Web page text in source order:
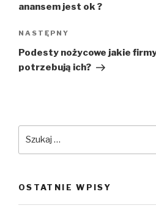
anansem jest ok ?
Następny
wpis
NASTĘPNY
Podesty nożycowe jakie
potrzebują ich?
OSTATNIE WPISY